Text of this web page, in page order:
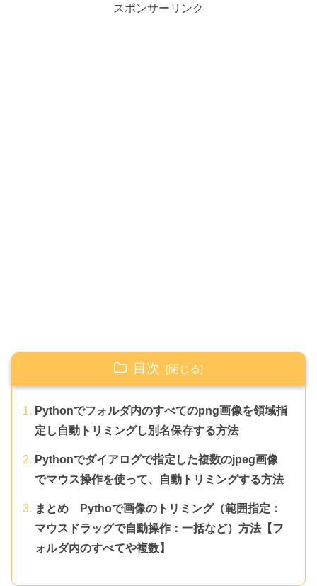
スポンサーリンク
目次
Pythonでフォルダ内のすべてのpng画像を領域指
定し自動トリミングし別名保存する方法
Pythonでダイアログで指定した複数のjpeg画像
でマウス操作を使って、自動トリミングする方法
まとめ Pythoで画像のトリミング（範囲指定：
マウスドラッグで自動操作：一括など）方法【フ
ォルダ内のすべてや複数】